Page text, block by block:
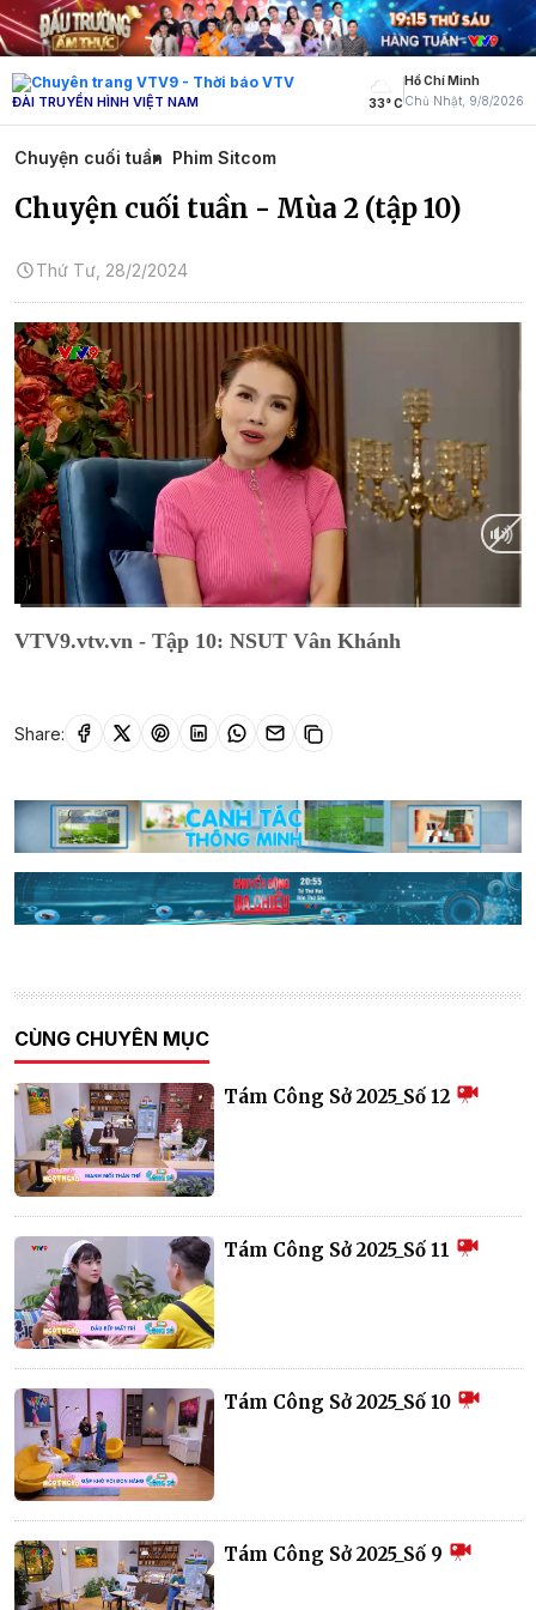
ĐÀI TRUYỀN HÌNH VIỆT NAM 33° C
Hồ Chí Minh
Chủ Nhật, 9/8/2026
Chuyện cuối tuần Phim Sitcom
Chuyện cuối tuần - Mùa 2 (tập 10)
Thứ Tư, 28/2/2024
VTV9.vtv.vn - Tập 10: NSUT Vân Khánh
Share:
CÙNG CHUYÊN MỤC
Tám Công Sở 2025_Số 12
Tám Công Sở 2025_Số 11
Tám Công Sở 2025_Số 10
Tám Công Sở 2025_Số 9